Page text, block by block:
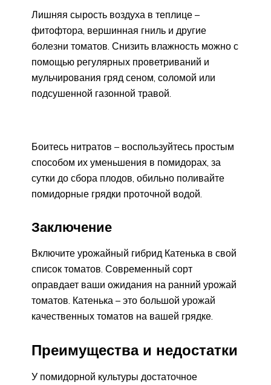
Лишняя сырость воздуха в теплице –
фитофтора, вершинная гниль и другие
болезни томатов. Снизить влажность можно с
помощью регулярных проветриваний и
мульчирования гряд сеном, соломой или
подсушенной газонной травой.
Боитесь нитратов – воспользуйтесь простым
способом их уменьшения в помидорах, за
сутки до сбора плодов, обильно поливайте
помидорные грядки проточной водой.
Заключение
Включите урожайный гибрид Катенька в свой
список томатов. Современный сорт
оправдает ваши ожидания на ранний урожай
томатов. Катенька – это большой урожай
качественных томатов на вашей грядке.
Преимущества и недостатки
У помидорной культуры достаточное